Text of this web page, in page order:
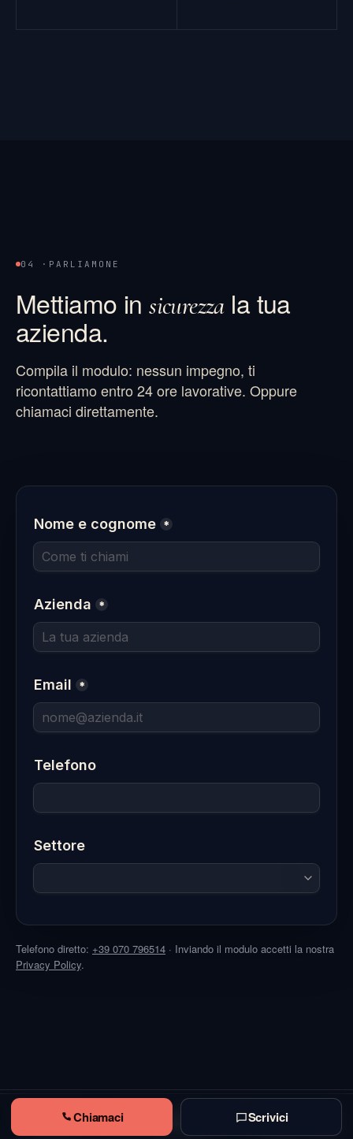
04 · PARLIAMONE
Mettiamo insicurezzala tua
azienda.
Compila il modulo: nessun impegno, ti
ricontattiamo entro 24 ore lavorative. Oppure
chiamaci direttamente.
Telefono diretto: +39 070 796514 · Inviando il modulo accetti la nostra
Privacy Policy.
© ITCARMAT S.r.l. · P.IVA IT03296740925 Privacy
Chiamaci Scrivici